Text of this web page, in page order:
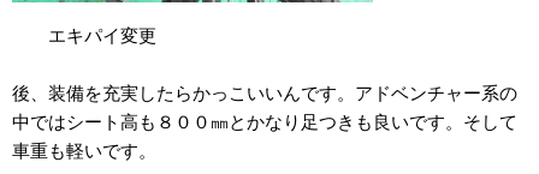
エキパイ変更
後、装備を充実したらかっこいいんです。アドベンチャー系の
中ではシート高も８００㎜とかなり足つきも良いです。そして
車重も軽いです。